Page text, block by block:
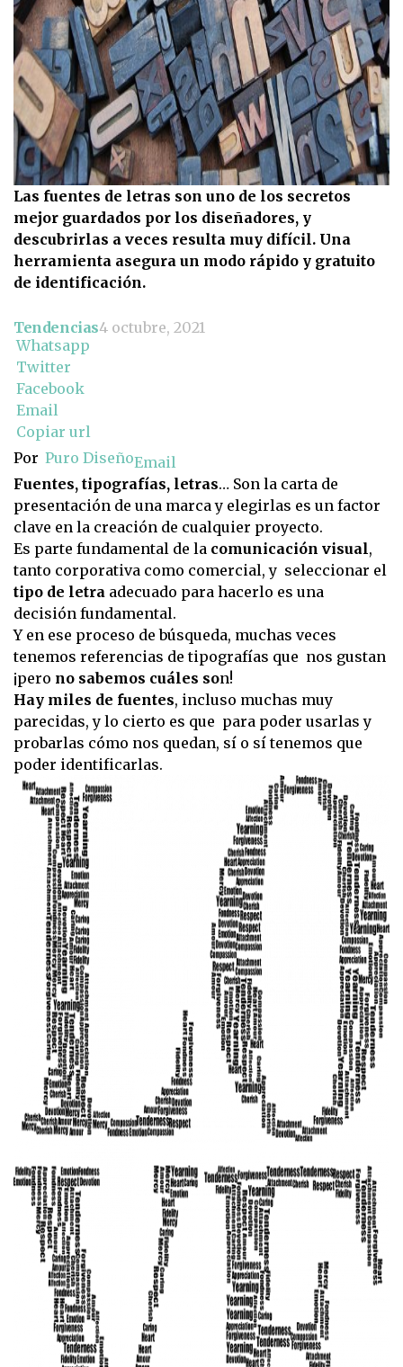
Las fuentes de letras son uno de los secretos
mejor guardados por los diseñadores, y
descubrirlas a veces resulta muy difícil. Una
herramienta asegura un modo rápido y gratuito
de identificación.
Tendencias4 octubre, 2021
Whatsapp
Twitter
Facebook
Email
Copiar url
Por Puro DiseñoEmail
Fuentes, tipografías, letras… Son la carta de
presentación de una marca y elegirlas es un factor
clave en la creación de cualquier proyecto.
Es parte fundamental de la comunicación visual,
tanto corporativa como comercial, y seleccionar el
tipo de letra adecuado para hacerlo es una
decisión fundamental.
Y en ese proceso de búsqueda, muchas veces
tenemos referencias de tipografías que nos gustan
¡pero no sabemos cuáles son!
Hay miles de fuentes, incluso muchas muy
parecidas, y lo cierto es que para poder usarlas y
probarlas cómo nos quedan, sí o sí tenemos que
poder identificarlas.